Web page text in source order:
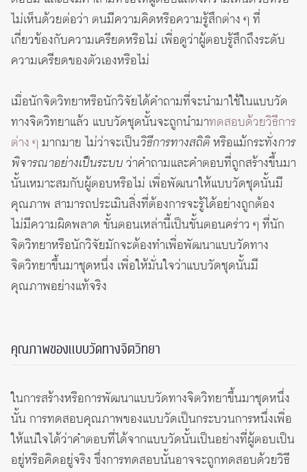
ไม่เห็นด้วยต่อว่า ตนมีความคิดหรือความรู้สึกต่าง ๆ ที่
เกี่ยวข้องกับความเครียดหรือไม่ เพื่อดูว่าผู้ตอบรู้สึกถึงระดับ
ความเครียดของตัวเองหรือไม่
เมื่อนักจิตวิทยาหรือนักวิจัยได้คำถามที่จะนำมาใช้ในแบบวัด
ทางจิตวิทยาแล้ว แบบวัดชุดนั้นจะถูกนำมาทดสอบด้วยวิธีการ
ต่าง ๆ มากมาย ไม่ว่าจะเป็นวิธีการทางสถิติหรือแม้กระทั่งการ
พิจารณาอย่างเป็นระบบว่าคำถามและคำตอบที่ถูกสร้างขึ้นมา
นั้นเหมาะสมกับผู้ตอบหรือไม่ เพื่อพัฒนาให้แบบวัดชุดนั้นมี
คุณภาพ สามารถประเมินสิ่งที่ต้องการจะรู้ได้อย่างถูกต้อง
ไม่มีความผิดพลาด ขั้นตอนเหล่านี้เป็นขั้นตอนคร่าว ๆ ที่นัก
จิตวิทยาหรือนักวิจัยมักจะต้องทำเพื่อพัฒนาแบบวัดทาง
จิตวิทยาขึ้นมาชุดหนึ่ง เพื่อให้มั่นใจว่าแบบวัดชุดนั้นมี
คุณภาพอย่างแท้จริง
คุณภาพของแบบวัดทางจิตวิทยา
ในการสร้างหรือการพัฒนาแบบวัดทางจิตวิทยาขึ้นมาชุดหนึ่ง
นั้น การทดสอบคุณภาพของแบบวัดเป็นกระบวนการหนึ่งเพื่อ
ให้แน่ใจได้ว่าคำตอบที่ได้จากแบบวัดนั้นเป็นอย่างที่ผู้ตอบเป็น
อยู่หรือคิดอยู่จริง ซึ่งการทดสอบนั้นอาจจะถูกทดสอบด้วยวิธี